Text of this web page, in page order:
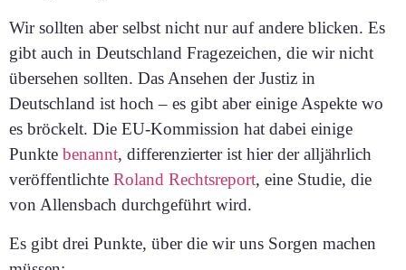
Wir sollten aber selbst nicht nur auf andere blicken. Es
gibt auch in Deutschland Fragezeichen, die wir nicht
übersehen sollten. Das Ansehen der Justiz in
Deutschland ist hoch – es gibt aber einige Aspekte wo
es bröckelt. Die EU-Kommission hat dabei einige
Punkte benannt, differenzierter ist hier der alljährlich
veröffentlichte Roland Rechtsreport, eine Studie, die
von Allensbach durchgeführt wird.
Es gibt drei Punkte, über die wir uns Sorgen machen